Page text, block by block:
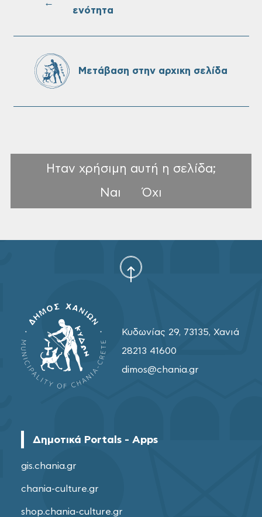
Πίνακες Κατάταξης & Βαθμολογίας,
Δήμου Χανίων
←
ενότητα
Μετάβαση στην αρχικη σελίδα
Ηταν χρήσιμη αυτή η σελίδα;
Ναι
Όχι
Κυδωνίας 29, 73135, Χανιά
28213 41600
dimos@chania.gr
Δημοτικά Portals - Apps
gis.chania.gr
chania-culture.gr
shop.chania-culture.gr